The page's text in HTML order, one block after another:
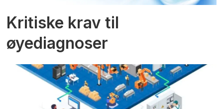
Kritiske krav til
øyediagnoser